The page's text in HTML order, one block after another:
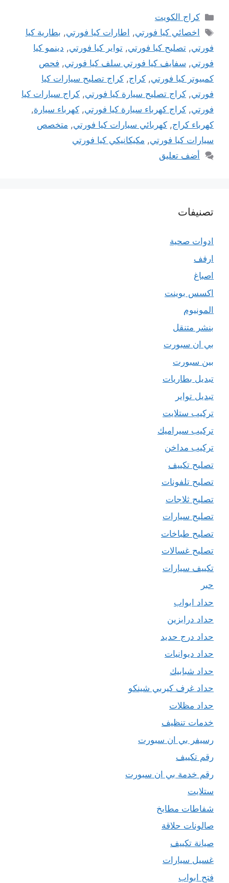
التصنيفات
كراج الكويت
الوسوم
اخصائي كيا فورتي, اطارات كيا فورتي, بطارية كيا
فورتي, تصليح كيا فورتي, تواير كيا فورتي, دينمو كيا
فورتي, سفايف كيا فورتي سلف كيا فورتي, فحص
كمبيوتر كيا فورتي, كراج, كراج تصليح سيارات كيا
فورتي, كراج تصليح سيارة كيا فورتي, كراج سيارات كيا
فورتي, كراج كهرباء سيارة كيا فورتي, كهرباء سيارة,
كهرباء كراج, كهربائي سيارات كيا فورتي, متخصص
سيارات كيا فورتي, مكيكانيكي كيا فورتي
أضف تعليق
تصنيفات
ادوات صحية
ارفف
اصباغ
اكسس بوينت
المونيوم
بنشر متنقل
بي ان سبورت
بين سبورت
تبديل بطاريات
تبديل تواير
تركيب ستلايت
تركيب سيراميك
تركيب مداخن
تصليح تكييف
تصليح تلفونات
تصليح ثلاجات
تصليح سيارات
تصليح طباخات
تصليح غسالات
تكييف سيارات
حبر
حداد ابواب
حداد درابزين
حداد درج حديد
حداد ديوانيات
حداد شبابيك
حداد غرف كيربي شينكو
حداد مظلات
خدمات تنظيف
رسيفر بي ان سبورت
رقم تكييف
رقم خدمة بي ان سبورت
ستلايت
شفاطات مطابخ
صالونات حلاقة
صيانة تكييف
غسيل سيارات
فتح ابواب